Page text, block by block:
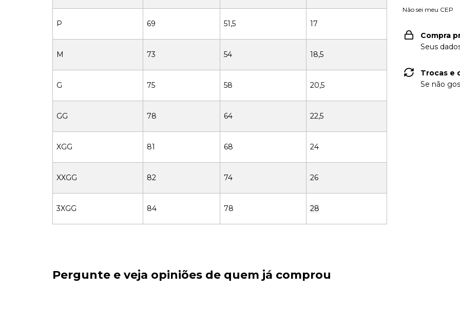
P 69 51,5 17
M 73 54 18,5
G 75 58 20,5
GG 78 64 22,5
XGG 81 68 24
XXGG 82 74 26
3XGG 84 78 28
Não sei meu CEP
Compra
Seus
Trocas e
Se não
Pergunte e veja opiniões de quem já comprou